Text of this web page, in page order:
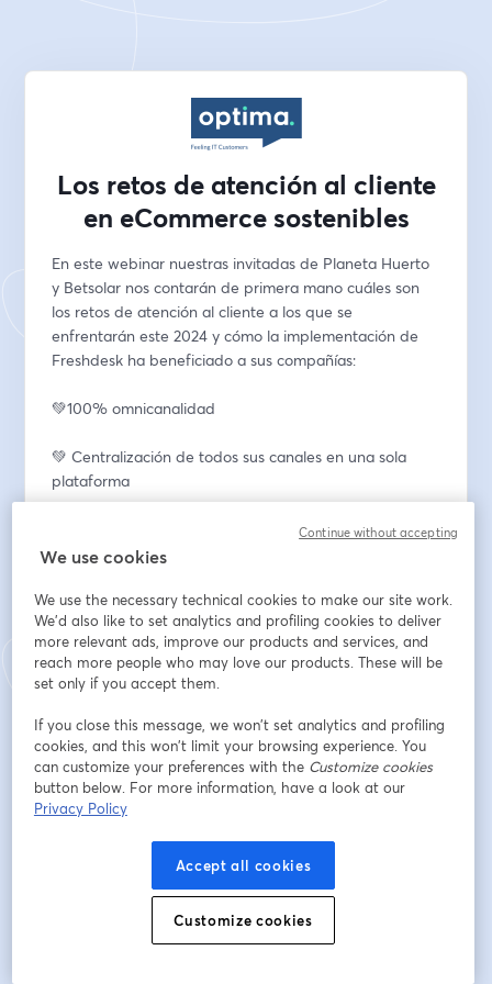
Los retos de atención al cliente
en eCommerce sostenibles
En este webinar nuestras invitadas de Planeta Huerto
y Betsolar nos contarán de primera mano cuáles son
los retos de atención al cliente a los que se
enfrentarán este 2024 y cómo la implementación de
Freshdesk ha beneficiado a sus compañías:
💚100% omnicanalidad
💚 Centralización de todos sus canales en una sola
plataforma
💚Aumento de la eficiencia del equipo
💚Seguimiento de KPIs
💚Incremento exponencial de la satisfacción de sus
clientes
Adresse e-mail*
We use cookies
We use the necessary technical cookies to make our site work.
We'd also like to set analytics and profiling cookies to deliver
more relevant ads, improve our products and services, and
reach more people who may love our products. These will be
set only if you accept them.
If you close this message, we won’t set analytics and profiling
cookies, and this won’t limit your browsing experience. You
can customize your preferences with the Customize cookies
button below. For more information, have a look at our
Privacy Policy
Accept all cookies
Customize cookies
Continue without accepting